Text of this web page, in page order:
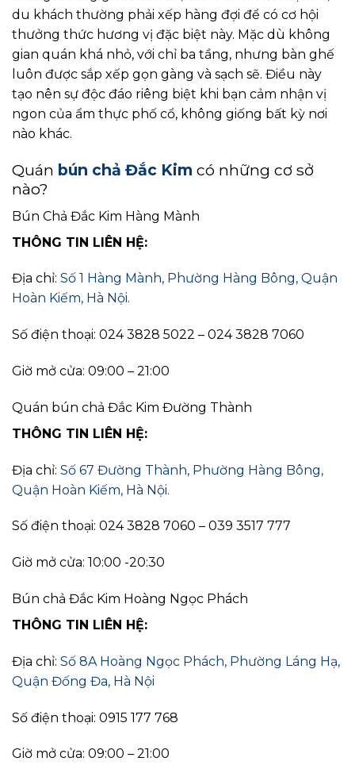
du khách thường phải xếp hàng đợi để có cơ hội
thưởng thức hương vị đặc biệt này. Mặc dù không
gian quán khá nhỏ, với chỉ ba tầng, nhưng bàn ghế
luôn được sắp xếp gọn gàng và sạch sẽ. Điều này
tạo nên sự độc đáo riêng biệt khi bạn cảm nhận vị
ngon của ẩm thực phố cổ, không giống bất kỳ nơi
nào khác.
Quán bún chả Đắc Kim có những cơ sở
nào?
Bún Chả Đắc Kim Hàng Mành
THÔNG TIN LIÊN HỆ:
Địa chỉ: Số 1 Hàng Mành, Phường Hàng Bông, Quận
Hoàn Kiếm, Hà Nội.
Số điện thoại: 024 3828 5022 – 024 3828 7060
Giờ mở cửa: 09:00 – 21:00
Quán bún chả Đắc Kim Đường Thành
THÔNG TIN LIÊN HỆ:
Địa chỉ: Số 67 Đường Thành, Phường Hàng Bông,
Quận Hoàn Kiếm, Hà Nội.
Số điện thoại: 024 3828 7060 – 039 3517 777
Giờ mở cửa: 10:00 -20:30
Bún chả Đắc Kim Hoàng Ngọc Phách
THÔNG TIN LIÊN HỆ:
Địa chỉ: Số 8A Hoàng Ngọc Phách, Phường Láng Hạ,
Quận Đống Đa, Hà Nội
Số điện thoại: 0915 177 768
Giờ mở cửa: 09:00 – 21:00